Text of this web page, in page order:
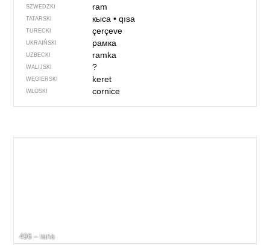
SZWEDZKI ram
TATARSKI кыса• qısa
TURECKI çerçeve
UKRAIŃSKI рамка
UZBECKI ramka
WALIJSKI ?
WĘGIERSKI keret
WŁOSKI cornice
496 – rana